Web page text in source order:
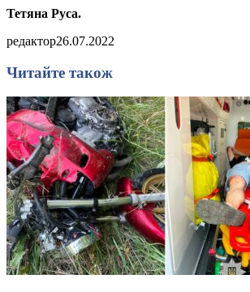
Тетяна Руса.
редактор26.07.2022
Читайте також